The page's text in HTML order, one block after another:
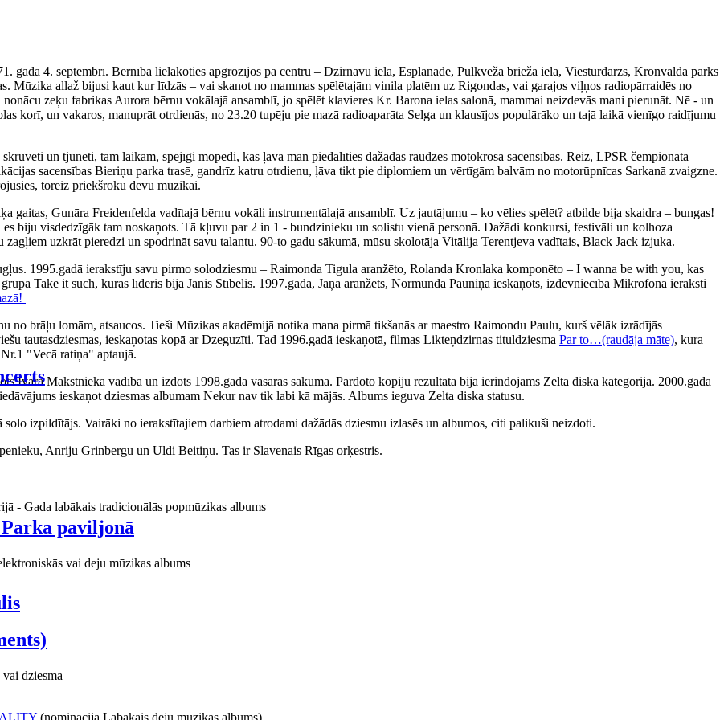
paviljonā
gada 4. septembrī. Bērnībā lielākoties apgrozījos pa centru – Dzirnavu iela, Esplanāde, Pulkveža brieža iela, Viesturdārzs, Kronvalda parks
Mūzika allaž bijusi kaut kur līdzās – vai skanot no mammas spēlētajām vinila platēm uz Rigondas, vai garajos viļņos radiopārraidēs no
zeķu fabrikas Aurora bērnu vokālajā ansamblī, jo spēlēt klavieres Kr. Barona ielas salonā, mammai neizdevās mani pierunāt. Nē - un
korī, un vakaros, manuprāt otrdienās, no 23.20 tupēju pie mazā radioaparāta Selga un klausījos populārāko un tajā laikā vienīgo raidījumu
un tjūnēti, tam laikam, spējīgi mopēdi, kas ļāva man piedalīties dažādas raudzes motokrosa sacensībās. Reiz, LPSR čempionāta
sacensības Bieriņu parka trasē, gandrīz katru otrdienu, ļāva tikt pie diplomiem un vērtīgām balvām no motorūpnīcas Sarkanā zvaigzne.
toreiz priekšroku devu mūzikai.
gaitas, Gunāra Freidenfelda vadītajā bērnu vokāli instrumentālajā ansamblī. Uz jautājumu – ko vēlies spēlēt? atbilde bija skaidra – bungas!
biju visdedzīgāk tam noskaņots. Tā kļuvu par 2 in 1 - bundzinieku un solistu vienā personā. Dažādi konkursi, festivāli un kolhoza
uzkrāt pieredzi un spodrināt savu talantu. 90-to gadu sākumā, mūsu skolotāja Vitālija Terentjeva vadītais, Black Jack izjuka.
1995.gadā ierakstīju savu pirmo solodziesmu – Raimonda Tigula aranžēto, Rolanda Kronlaka komponēto – I wanna be with you, kas
Take it such, kuras līderis bija Jānis Stībelis. 1997.gadā, Jāņa aranžēts, Normunda Pauniņa ieskaņots, izdevniecībā Mikrofona ieraksti
brāļu lomām, atsaucos. Tieši Mūzikas akadēmijā notika mana pirmā tikšanās ar maestro Raimondu Paulu, kurš vēlāk izrādījās
tautasdziesmas, ieskaņotas kopā ar Dzeguzīti. Tad 1996.gadā ieskaņotā, filmas Likteņdzirnas tituldziesma Par to…(raudāja māte), kura
"Vecā ratiņa" aptaujā.
Ivara Makstnieka vadībā un izdots 1998.gada vasaras sākumā. Pārdoto kopiju rezultātā bija ierindojams Zelta diska kategorijā. 2000.gadā
ieskaņot dziesmas albumam Nekur nav tik labi kā mājās. Albums ieguva Zelta diska statusu.
izpildītājs. Vairāki no ierakstītajiem darbiem atrodami dažādās dziesmu izlasēs un albumos, citi palikuši neizdoti.
Anriju Grinbergu un Uldi Beitiņu. Tas ir Slavenais Rīgas orķestris.
- Gada labākais tradicionālās popmūzikas albums
vai deju mūzikas albums
dziesma
(nominācijā Labākais deju mūzikas albums)